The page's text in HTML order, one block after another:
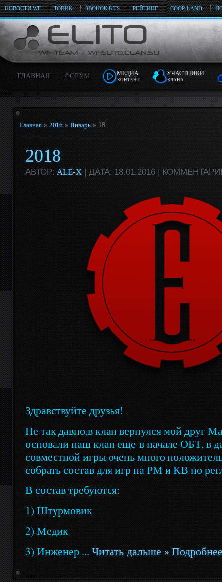
НОВОСТИ WF ТОПИК ЗВОНОК В TS РЕЙТИНГ COOP-LAND
ГЛАВНАЯ ФОРУМ МЕДИА
КОНТЕНТ
УЧАСТНИКИ
КЛАНА
Главная» 2016 » Январь » 18
2018
АВТОР:ALE-X| ДАТА: 18.01.2016 |
Здравствуйте друзья!
Не так давно,в клан вернулся мой друг
основали наш клан ещев начале ОБТ, в
совместной игры очень много
собрать состав для игр на РМ и КВ по
В состав требуются:
1) Штурмовик
2) Медик
3) Инженер...Читать дальше » Подробнее